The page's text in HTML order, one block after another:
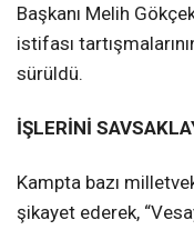
Başkanı Melih
istifası
sürüldü.
İŞLERİNİ
Kampta bazı
şikayet ederek,